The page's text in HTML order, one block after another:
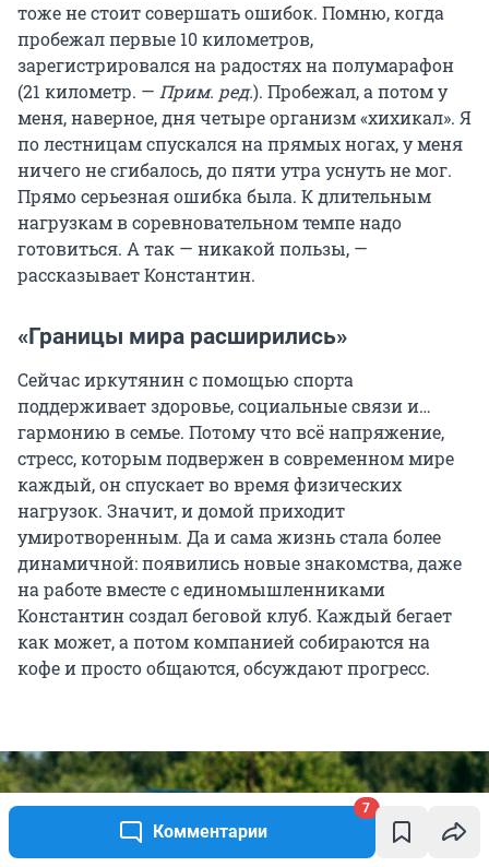
Комментарии
7
тоже не стоит совершать ошибок. Помню, когда
пробежал первые 10 километров,
зарегистрировался на радостях на полумарафон
(21 километр. — Прим. ред.). Пробежал, а потом у
меня, наверное, дня четыре организм «хихикал». Я
по лестницам спускался на прямых ногах, у меня
ничего не сгибалось, до пяти утра уснуть не мог.
Прямо серьезная ошибка была. К длительным
нагрузкам в соревновательном темпе надо
готовиться. А так — никакой пользы, —
рассказывает Константин.
«Границы мира расширились»
Сейчас иркутянин с помощью спорта
поддерживает здоровье, социальные связи и…
гармонию в семье. Потому что всё напряжение,
стресс, которым подвержен в современном мире
каждый, он спускает во время физических
нагрузок. Значит, и домой приходит
умиротворенным. Да и сама жизнь стала более
динамичной: появились новые знакомства, даже
на работе вместе с единомышленниками
Константин создал беговой клуб. Каждый бегает
как может, а потом компанией собираются на
кофе и просто общаются, обсуждают прогресс.